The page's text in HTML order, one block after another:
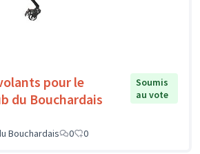
pour le
du Bouchardais
Soumis
au vote
Bouchardais 0 0